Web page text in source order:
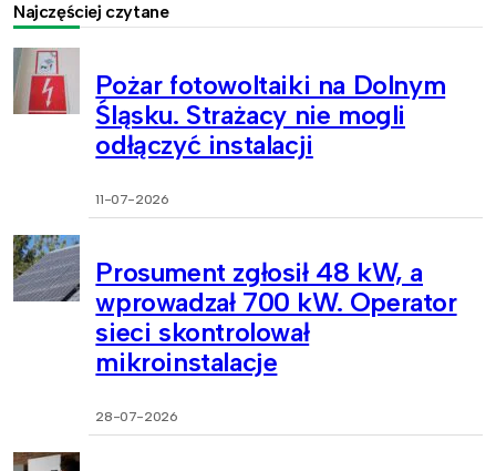
Najczęściej czytane
Pożar fotowoltaiki na Dolnym
Śląsku. Strażacy nie mogli
odłączyć instalacji
11-07-2026
Prosument zgłosił 48 kW, a
wprowadzał 700 kW. Operator
sieci skontrolował
mikroinstalacje
28-07-2026